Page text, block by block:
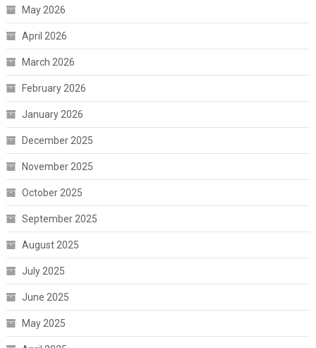
May 2026
April 2026
March 2026
February 2026
January 2026
December 2025
November 2025
October 2025
September 2025
August 2025
July 2025
June 2025
May 2025